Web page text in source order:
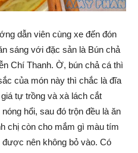
dẫn viên cùng xe đến đón
sáng với đặc sản là Bún chả
Chí Thanh. Ờ, bún chả cá thì
của món này thì chắc là đĩa
tự trồng và xà lách cắt
hổi, sau đó trộn đều là ăn
chị còn cho mắm gì màu tím
nên không bỏ vào. Có